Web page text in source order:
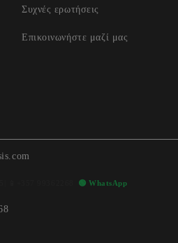
Συχνές ερωτήσεις
Επικοινωνήστε μαζί μας
🟢 WhatsApp